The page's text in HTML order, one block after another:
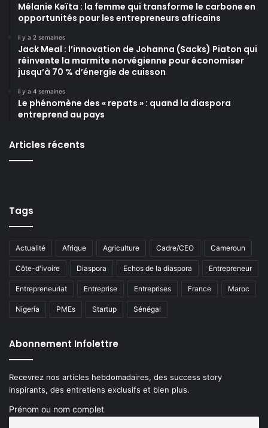
Mélanie Keïta : la femme qui transforme le carbone en
opportunités pour les entrepreneurs africains
il y a 2 semaines
Jack Meal : l’innovation de Johanna (Sacks) Piaton qui
réinvente la marmite norvégienne pour économiser
jusqu’à 70 % d’énergie de cuisson
il y a 4 semaines
Le phénomène des « repats » : quand la diaspora
entreprend au pays
Articles récents
Tags
Actualité Afrique Agriculture Cadre/CEO Cameroun
Côte-d'ivoire Diaspora Echos de la diaspora Entrepreneur
Entrepreneuriat Entreprise Entreprises France Maroc
Nigeria PMEs Startup Sénégal
Abonnement Infolettre
Recevrez nos articles hebdomadaires, des success story
inspirants, des entretiens exclusifs et bien plus.
Prénom ou nom complet